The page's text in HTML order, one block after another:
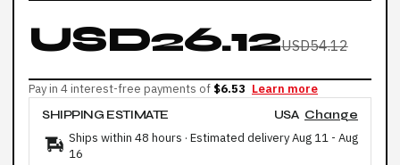
USD26.12USD54.12
Pay in 4 interest-free payments of $6.53 Learn more
SHIPPING ESTIMATE
USA Change
Ships within 48 hours · Estimated deliveryAug 11 - Aug
16